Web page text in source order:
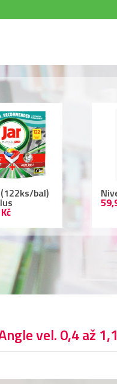
Nivea deodorant
59,90 Kč
vel. 0,4 až 1,1